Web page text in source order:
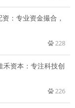
：专业资金撮合，
228
禾资本：专注科技创
226